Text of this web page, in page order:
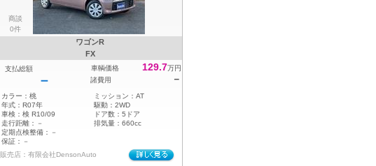
商談
0件
ワゴンR
FX
支払総額
－
車輌価格 129.7万円
諸費用
－
カラー： 桃 ミッション： AT
年式： R07年 駆動： 2WD
車検： 検 R10/09 ドア数： 5ドア
走行距離：
－ 排気量： 660cc
定期点検整備：
－
保証：
－
販売店：有限会社DensonAuto